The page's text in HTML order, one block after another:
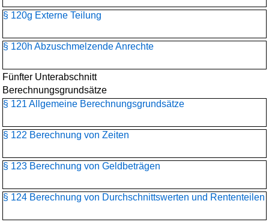
§ 120g Externe Teilung
§ 120h Abzuschmelzende Anrechte
Fünfter Unterabschnitt
Berechnungsgrundsätze
§ 121 Allgemeine Berechnungsgrundsätze
§ 122 Berechnung von Zeiten
§ 123 Berechnung von Geldbeträgen
§ 124 Berechnung von Durchschnittswerten und Rententeilen